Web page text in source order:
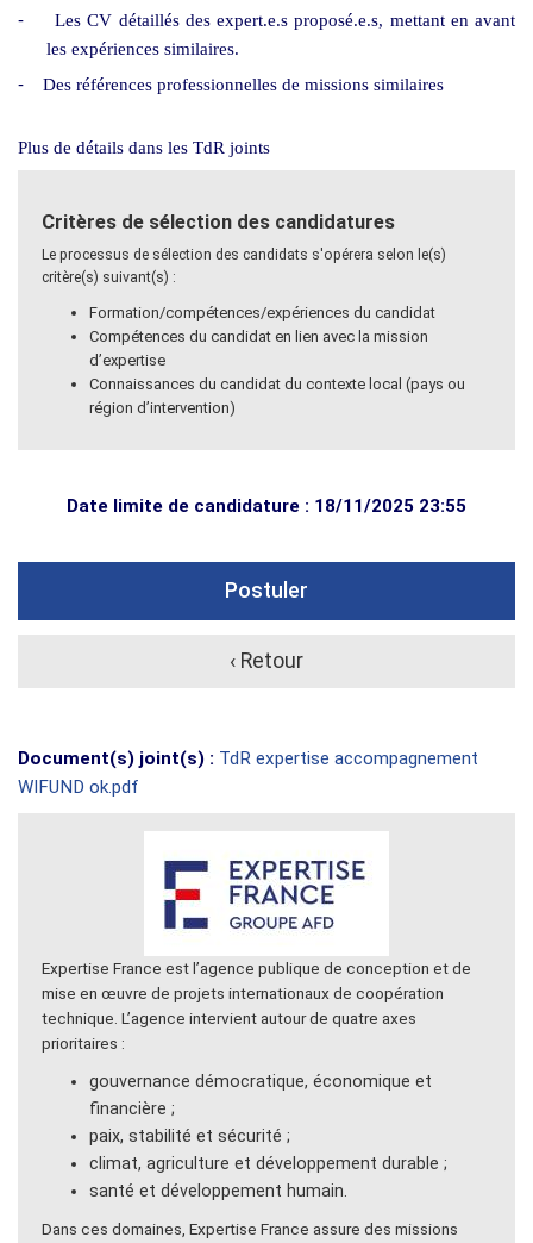
-
Les CV détaillés des expert.e.s proposé.e.s, mettant en avant
les expériences similaires.
-
Des références professionnelles de missions similaires
Plus de détails dans les TdR joints
Critères de sélection des candidatures
Le processus de sélection des candidats s'opérera selon le(s)
critère(s) suivant(s) :
Formation/compétences/expériences du candidat
Compétences du candidat en lien avec la mission
d’expertise
Connaissances du candidat du contexte local (pays ou
région d’intervention)
Date limite de candidature : 18/11/2025 23:55
Postuler
‹ Retour
Document(s) joint(s) : TdR expertise accompagnement
WIFUND ok.pdf
Expertise France est l’agence publique de conception et de
mise en œuvre de projets internationaux de coopération
technique. L’agence intervient autour de quatre axes
prioritaires :
gouvernance démocratique, économique et
financière ;
paix, stabilité et sécurité ;
climat, agriculture et développement durable ;
santé et développement humain.
Dans ces domaines, Expertise France assure des missions